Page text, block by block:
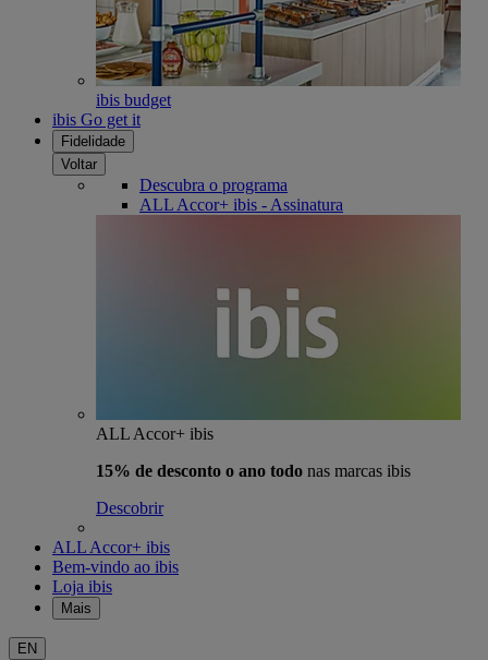
ibis budget
ibis Go get it
Fidelidade
Voltar
Descubra o programa
ALL Accor+ ibis - Assinatura
ALL Accor+ ibis
15% de desconto o ano todo nas marcas ibis
Descobrir
ALL Accor+ ibis
Bem-vindo ao ibis
Loja ibis
Mais
EN